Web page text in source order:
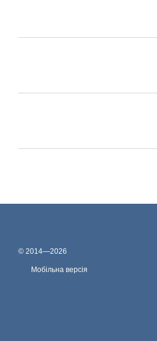
© 2014—2026
Мобільна версія